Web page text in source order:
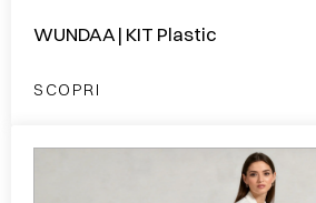
WUNDAA | KIT Plastic
SCOPRI